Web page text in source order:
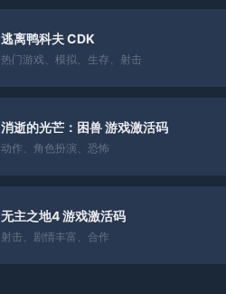
逃离鸭科夫 CDK
热门游戏 、 模拟、 生存 、 射击
消逝的光芒：困兽 游戏激活码
动作 、 角色扮演 、 恐怖
无主之地4 游戏激活码
射击、 剧情丰富 、 合作